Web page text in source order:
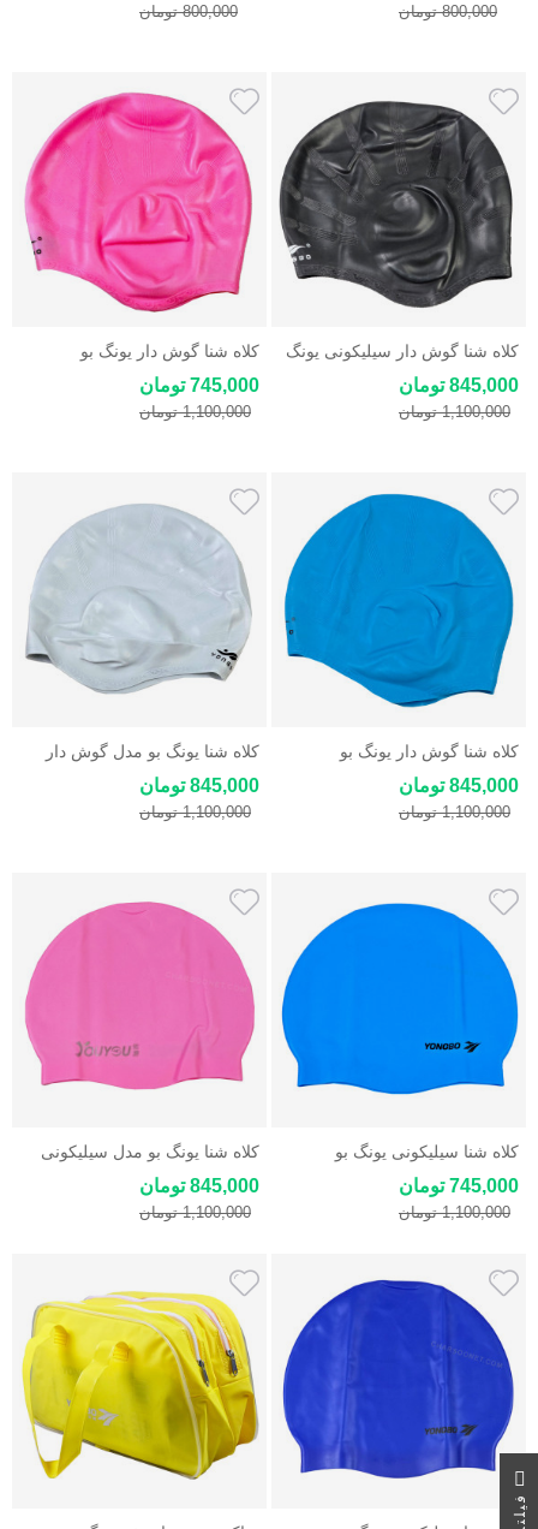
800,000 تومان 800,000 تومان
کلاه شنا گوش دار سیلیکونی یونگ
بو Yongbo
845,000 تومان
1,100,000 تومان
کلاه شنا گوش دار یونگ بو
Yongbo Silicon Cap
745,000 تومان
1,100,000 تومان
کلاه شنا گوش دار یونگ بو
Yongbo
845,000 تومان
1,100,000 تومان
کلاه شنا یونگ بو مدل گوش دار
Yongbo Silicon Cap
845,000 تومان
1,100,000 تومان
کلاه شنا سیلیکونی یونگ بو
YONGBO Silicon Cap
745,000 تومان
1,100,000 تومان
کلاه شنا یونگ بو مدل سیلیکونی
Yongbo Silicon Cap
845,000 تومان
1,100,000 تومان
ف
ی
ل
ت